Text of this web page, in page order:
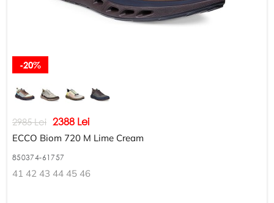
-20%
2985 Lei 2388 Lei
ECCO Biom 720 M Lime Cream
850374-61757
41 42 43 44 45 46